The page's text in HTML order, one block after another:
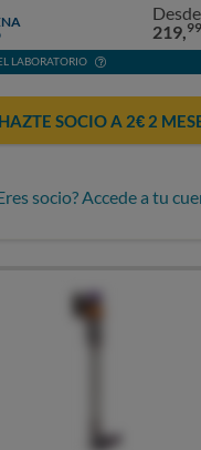
Desde
219,99
LABORATORIO
HAZTE SOCIO A 2€ 2
socio? Accede a tu